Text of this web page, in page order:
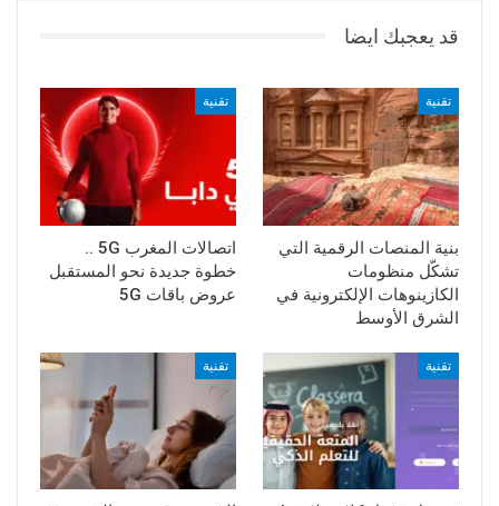
قد يعجبك ايضا
تقنية
بنية المنصات الرقمية التي
تشكّل منظومات
الكازينوهات الإلكترونية في
الشرق الأوسط
تقنية
اتصالات المغرب 5G ..
خطوة جديدة نحو المستقبل
عروض باقات 5G
تقنية تقنية